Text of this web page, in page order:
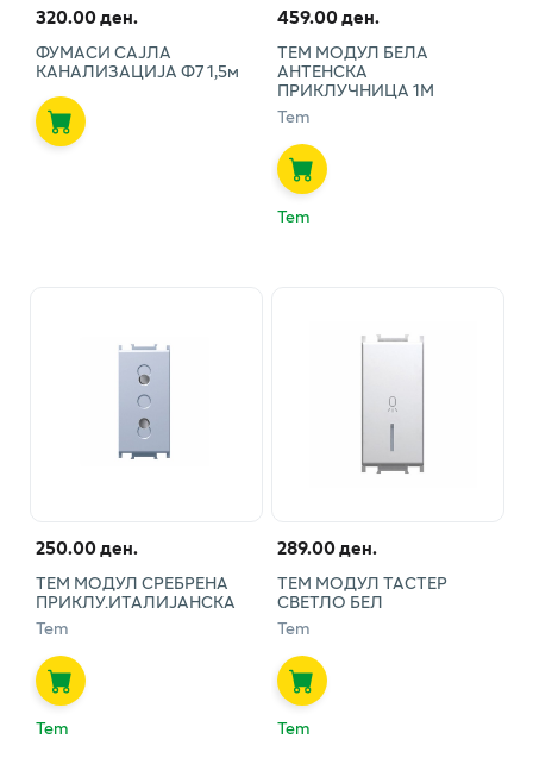
320.00 ден.
ФУМАСИ САЈЛА
КАНАЛИЗАЦИЈА Ф7 1,5м
459.00 ден.
ТЕМ МОДУЛ БЕЛА
АНТЕНСКА
ПРИКЛУЧНИЦА 1М
Tem
Tem
250.00 ден.
ТЕМ МОДУЛ СРЕБРЕНА
ПРИКЛУ.ИТАЛИЈАНСКА
Tem
Tem
289.00 ден.
ТЕМ МОДУЛ ТАСТЕР
СВЕТЛО БЕЛ
Tem
Tem